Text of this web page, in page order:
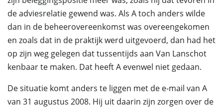
de adviesrelatie gewend was. Als A toch anders wilde
dan in de beheerovereenkomst was overeengekomen
en zoals dat in de praktijk werd uitgevoerd, dan had het
op zijn weg gelegen dat tussentijds aan Van Lanschot
kenbaar te maken. Dat heeft A evenwel niet gedaan.
De situatie komt anders te liggen met de e-mail van A
van 31 augustus 2008. Hij uit daarin zijn zorgen over de